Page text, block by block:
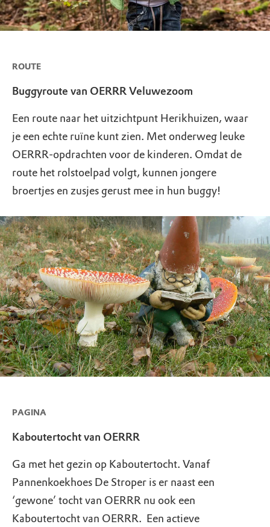
ROUTE
Buggyroute van OERRR Veluwezoom
Een route naar het uitzichtpunt Herikhuizen, waar
je een echte ruïne kunt zien. Met onderweg leuke
OERRR-opdrachten voor de kinderen. Omdat de
route het rolstoelpad volgt, kunnen jongere
broertjes en zusjes gerust mee in hun buggy!
PAGINA
Kaboutertocht van OERRR
Ga met het gezin op Kaboutertocht. Vanaf
Pannenkoekhoes De Stroper is er naast een
‘gewone’ tocht van OERRR nu ook een
Kaboutertocht van OERRR. Een actieve